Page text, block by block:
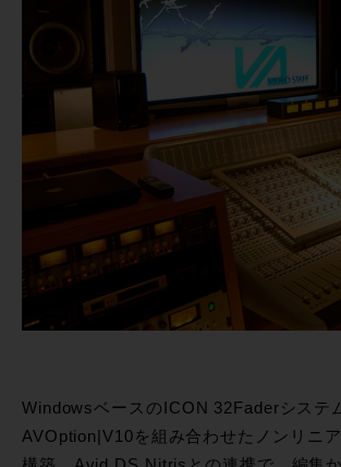
WindowsベースのICON 32Faderシステ
AVOption|V10を組み合わせたノンリニ